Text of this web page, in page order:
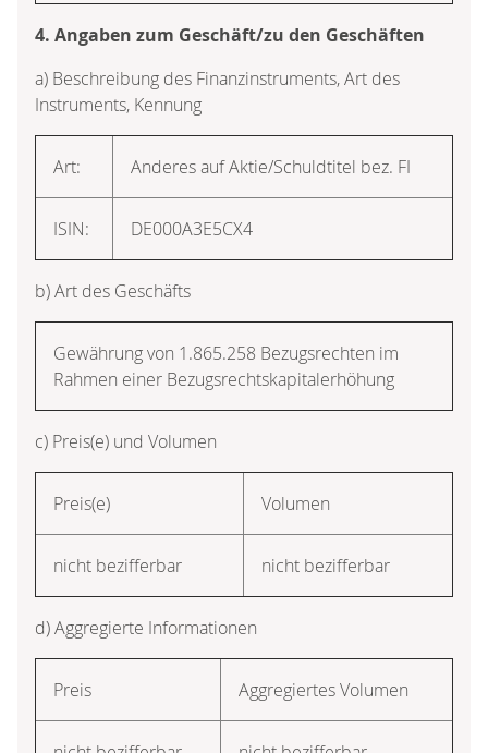
4. Angaben zum Geschäft/zu den Geschäften
a) Beschreibung des Finanzinstruments, Art des
Instruments, Kennung
Art: Anderes auf Aktie/Schuldtitel bez. FI
ISIN: DE000A3E5CX4
b) Art des Geschäfts
Gewährung von 1.865.258 Bezugsrechten im
Rahmen einer Bezugsrechtskapitalerhöhung
c) Preis(e) und Volumen
Preis(e) Volumen
nicht bezifferbar nicht bezifferbar
d) Aggregierte Informationen
Preis Aggregiertes Volumen